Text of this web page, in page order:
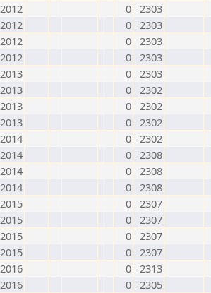
0 2303
0 2303
0 2303
0 2303
0 2303
0 2302
0 2302
0 2302
0 2302
0 2308
0 2308
0 2308
0 2307
0 2307
0 2307
0 2307
0 2313
0 2305